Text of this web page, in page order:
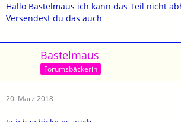
Hallo Bastelmaus ich kann das Teil nicht
Versendest du das auch
Bastelmaus
Forumsbäckerin
20. März 2018